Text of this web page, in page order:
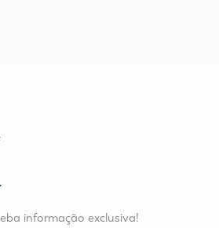
informação exclusiva!